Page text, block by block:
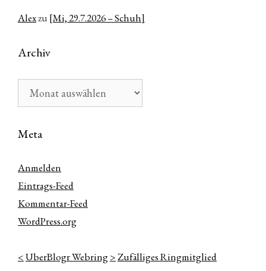
Alexzu [Mi, 29.7.2026 – Schuh]
Archiv
Meta
Anmelden
Eintrags-Feed
Kommentar-Feed
WordPress.org
<UberBlogr Webring>Zufälliges Ringmitglied